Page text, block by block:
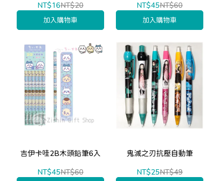
NT$16NT$20
加入購物車
NT$45NT$60
加入購物車
吉伊卡哇2B木頭鉛筆6入
NT$45NT$60
鬼滅之刃抗壓自動筆
NT$25NT$49